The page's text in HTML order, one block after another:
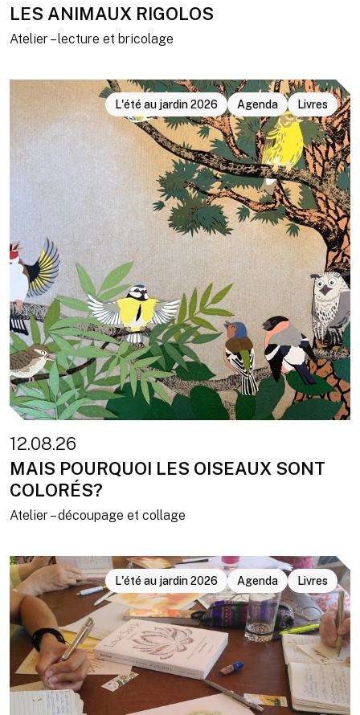
LES ANIMAUX RIGOLOS
Atelier – lecture et bricolage
L'été au jardin 2026 Agenda Livres
12.08.26
MAIS POURQUOI LES OISEAUX SONT
COLORÉS?
Atelier – découpage et collage
L'été au jardin 2026 Agenda Livres